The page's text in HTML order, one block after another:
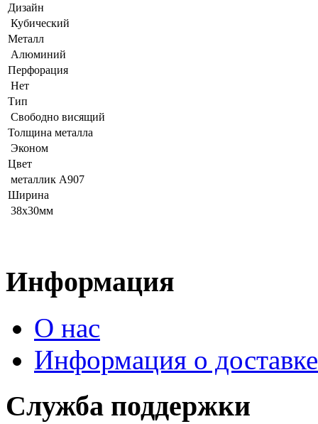
Дизайн
Кубический
Металл
Алюминий
Перфорация
Нет
Тип
Свободно висящий
Толщина металла
Эконом
Цвет
металлик А907
Ширина
38x30мм
Информация
О нас
Информация о доставке
Служба поддержки